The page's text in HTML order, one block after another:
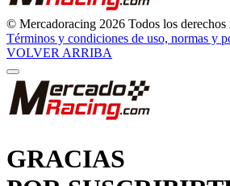
© Mercadoracing 2026 Todos los derechos
Términos y condiciones de uso, normas y
VOLVER ARRIBA
POR SUSCRIBIRTE